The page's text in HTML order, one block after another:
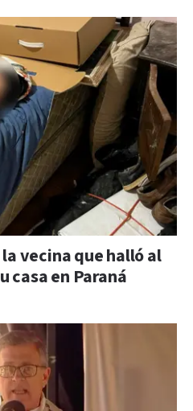
vecina que halló al
casa en Paraná